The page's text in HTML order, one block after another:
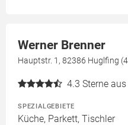
Werner Brenner
Hauptstr. 1, 82386 Huglfing
4.3 Sterne
SPEZIALGEBIETE
Küche, Parkett, Tischler